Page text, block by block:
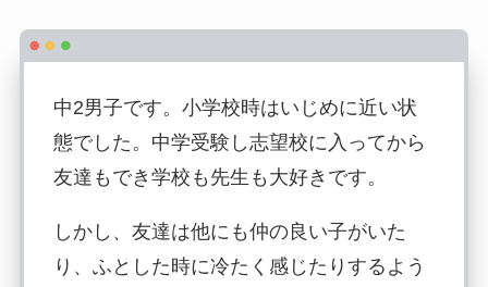
中2男子です。小学校時はいじめに近い状
態でした。中学受験し志望校に入ってから
友達もでき学校も先生も大好きです。
しかし、友達は他にも仲の良い子がいた
り、ふとした時に冷たく感じたりするよう